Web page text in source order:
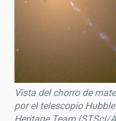
Vista del chorro de
por el telescopio